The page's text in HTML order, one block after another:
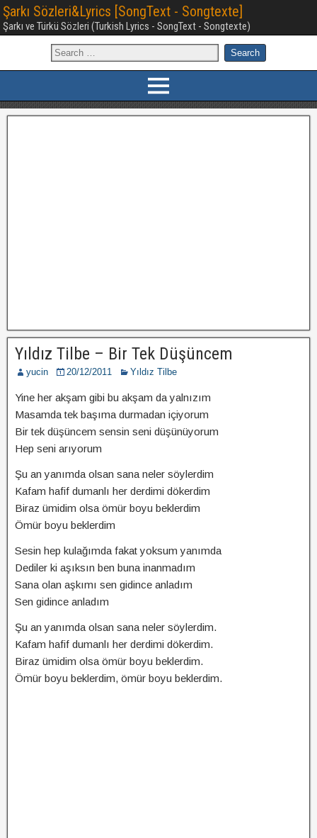
Şarkı Sözleri&Lyrics [SongText - Songtexte]
Şarkı ve Türkü Sözleri (Turkish Lyrics - SongText - Songtexte)
Yıldız Tilbe – Bir Tek Düşüncem
yucin 20/12/2011 Yıldız Tilbe
Yine her akşam gibi bu akşam da yalnızım
Masamda tek başıma durmadan içiyorum
Bir tek düşüncem sensin seni düşünüyorum
Hep seni arıyorum
Şu an yanımda olsan sana neler söylerdim
Kafam hafif dumanlı her derdimi dökerdim
Biraz ümidim olsa ömür boyu beklerdim
Ömür boyu beklerdim
Sesin hep kulağımda fakat yoksum yanımda
Dediler ki aşıksın ben buna inanmadım
Sana olan aşkımı sen gidince anladım
Sen gidince anladım
Şu an yanımda olsan sana neler söylerdim.
Kafam hafif dumanlı her derdimi dökerdim.
Biraz ümidim olsa ömür boyu beklerdim.
Ömür boyu beklerdim, ömür boyu beklerdim.